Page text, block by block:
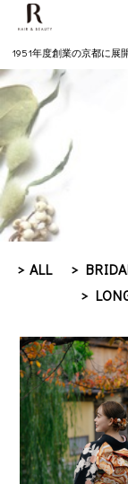
1951年度創業の京都に展
Head
Kitaooji
mokara
MENU
Head office
本店
STAFF
STYLE
> ALL >
>